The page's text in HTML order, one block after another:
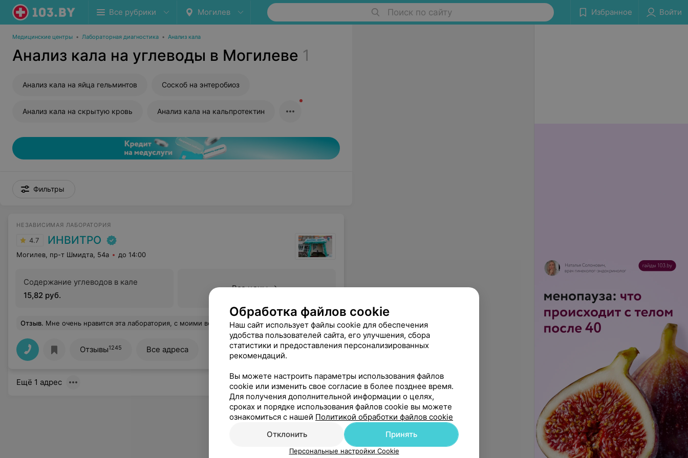
Все рубрики Могилев Поиск по сайту Избранное Войти
Медицинские центры • Лабораторная диагностика • Анализ кала
Анализ кала на углеводы в Могилеве 1
Анализ кала на яйца гельминтов Соскоб на энтеробиоз
Анализ кала на скрытую кровь Анализ кала на кальпротектин
Фильтры
НЕЗАВИСИМАЯ ЛАБОРАТОРИЯ
4.7 ИНВИТРО
Могилев, пр-т Шмидта, 54а до 14:00
Содержание углеводов в кале
15,82 руб.
Все цены
Отзыв. Мне очень нравится эта лаборатория, с моими венами отлично справляются и быстро приходят результаты. Еще
Отзывы1245 Все адреса
Ещё 1 адрес
Обработка файлов cookie
Наш сайт использует файлы cookie для обеспечения
удобства пользователей сайта, его улучшения, сбора
статистики и предоставления персонализированных
рекомендаций.
Вы можете настроить параметры использования файлов
cookie или изменить свое согласие в более позднее время.
Для получения дополнительной информации о целях,
сроках и порядке использования файлов cookie вы можете
ознакомиться с нашей Политикой обработки файлов cookie
Отклонить
Принять
Персональные настройки Cookie